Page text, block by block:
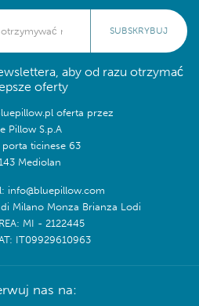
SUBSKRYBUJ
aby od razu otrzymać
oferty
oferta przez
Pillow S.p.A
porta ticinese 63
Mediolan
info@bluepillow.com
Milano Monza Brianza Lodi
MI - 2122445
IT09929610963
nas na: